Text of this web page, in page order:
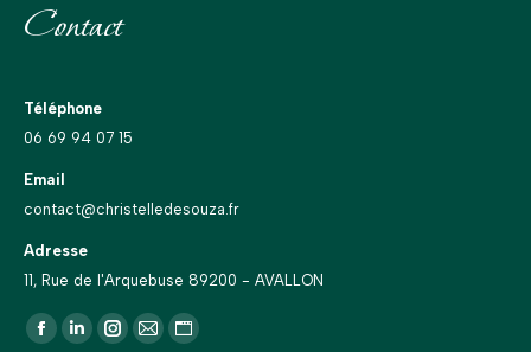
Contact
Téléphone
06 69 94 07 15
Email
contact@christelledesouza.fr
Adresse
11, Rue de l'Arquebuse 89200 - AVALLON
Trouvez nous sur :
La
La
La
La
La